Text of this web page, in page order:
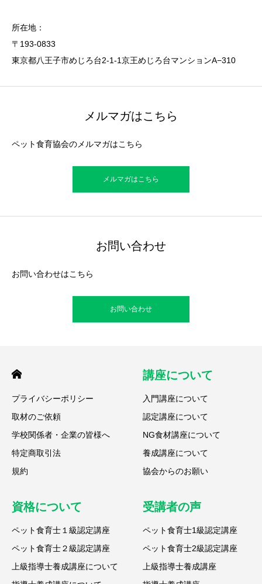
所在地：
〒193-0833
東京都八王子市めじろ台2-1-1京王めじろ台マンションA−310
メルマガはこちら
ペット食育協会のメルマガはこちら
メルマガはこちら
お問い合わせ
お問い合わせはこちら
お問い合わせ
プライバシーポリシー
取材のご依頼
学校関係者・企業の皆様へ
特定商取引法
規約
講座について
入門講座について
認定講座について
NG食材講座について
養成講座について
協会からのお願い
資格について
ペット食育士１級認定講座
ペット食育士２級認定講座
上級指導士養成講座について
受講者の声
ペット食育士1級認定講座
ペット食育士2級認定講座
上級指導士養成講座